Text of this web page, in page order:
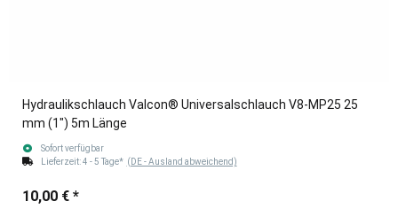
Hydraulikschlauch Valcon® Universalschlauch V8-MP25 25
mm (1") 5m Länge
Sofort verfügbar
Lieferzeit:4 - 5 Tage* (DE - Ausland abweichend)
10,00 € *